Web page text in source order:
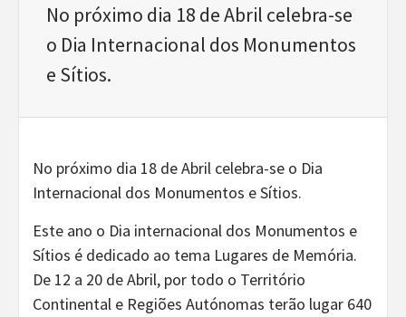
No próximo dia 18 de Abril celebra-se
o Dia Internacional dos Monumentos
e Sítios.
No próximo dia 18 de Abril celebra-se o Dia
Internacional dos Monumentos e Sítios.
Este ano o Dia internacional dos Monumentos e
Sítios é dedicado ao tema Lugares de Memória.
De 12 a 20 de Abril, por todo o Território
Continental e Regiões Autónomas terão lugar 640